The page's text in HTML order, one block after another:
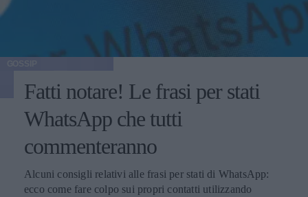
Fatti notare! Le frasi per stati
WhatsApp che tutti
commenteranno
Alcuni consigli relativi alle frasi per stati di WhatsApp:
ecco come fare colpo sui propri contatti utilizzando